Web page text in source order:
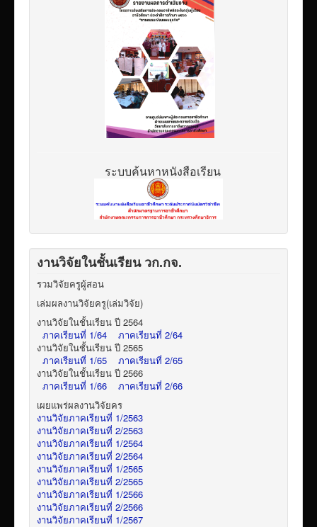
ระบบค้นหาหนังสือเรียน
งานวิจัยในชั้นเรียน วก.กจ.
รวมวิจัยครูผู้สอน
เล่มผลงานวิจัยครู(เล่มวิจัย)
งานวิจัยในชั้นเรียน ปี 2564
ภาคเรียนที่ 1/64
ภาคเรียนที่ 2/64
งานวิจัยในชั้นเรียน ปี 2565
ภาคเรียนที่ 1/65
ภาคเรียนที่ 2/65
งานวิจัยในชั้นเรียน ปี 2566
ภาคเรียนที่ 1/66
ภาคเรียนที่ 2/66
เผยแพร่ผลงานวิจัยคร
งานวิจัยภาคเรียนที่ 1/2563
งานวิจัยภาคเรียนที่ 2/2563
งานวิจัยภาคเรียนที่ 1/2564
งานวิจัยภาคเรียนที่ 2/2564
งานวิจัยภาคเรียนที่ 1/2565
งานวิจัยภาคเรียนที่ 2/2565
งานวิจัยภาคเรียนที่ 1/2566
งานวิจัยภาคเรียนที่ 2/2566
งานวิจัยภาคเรียนที่ 1/2567